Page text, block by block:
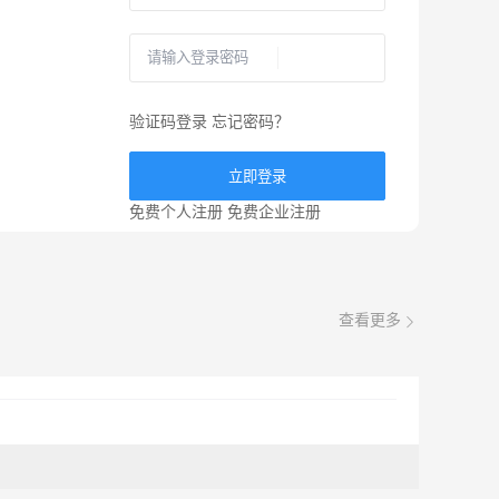
验证码登录 忘记密码？
立即登录
免费个人注册 免费企业注册
查看更多